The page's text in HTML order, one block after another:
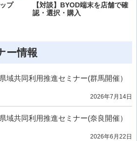
ップ
【対談】BYOD端末を店舗で確
認・選択・購入
ー情報
域共同利用推進セミナー(群馬開催）
2026年7月14日
域共同利用推進セミナー(奈良開催）
2026年6月22日